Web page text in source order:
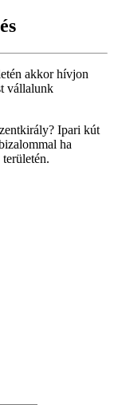
akkor hívjon
vállalunk
Ipari kút
ha